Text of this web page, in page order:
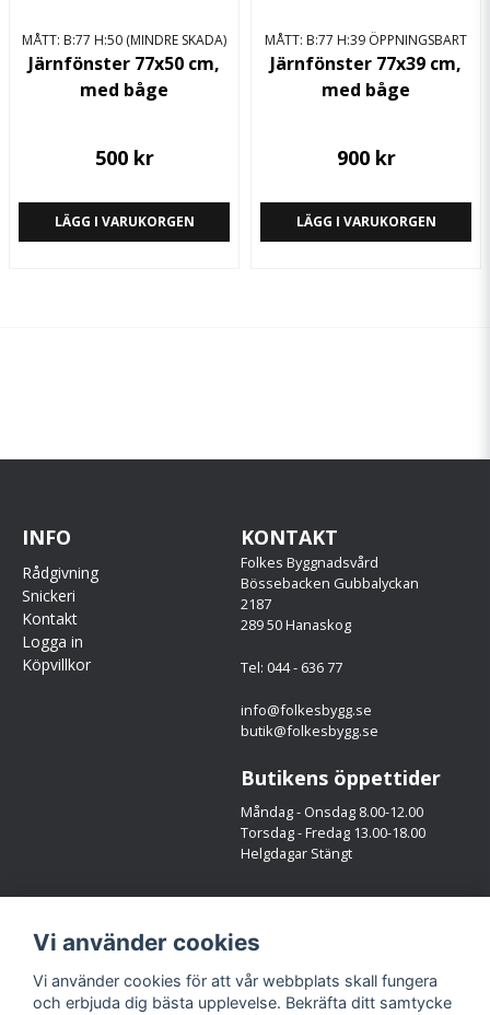
MÅTT: B:77 H:50 (MINDRE SKADA)
Järnfönster 77x50 cm,
med båge
500 kr
LÄGG I VARUKORGEN
MÅTT: B:77 H:39 ÖPPNINGSBART
Järnfönster 77x39 cm,
med båge
900 kr
LÄGG I VARUKORGEN
INFO
Rådgivning
Snickeri
Kontakt
Logga in
Köpvillkor
KONTAKT
Folkes Byggnadsvård
Bössebacken Gubbalyckan
2187
289 50 Hanaskog
Tel: 044 - 636 77
info@folkesbygg.se
butik@folkesbygg.se
Butikens öppettider
Måndag - Onsdag 8.00-12.00
Torsdag - Fredag 13.00-18.00
Helgdagar Stängt
Facebook
Instagram
Vi använder cookies
Vi använder cookies för att vår webbplats skall fungera
och erbjuda dig bästa upplevelse. Bekräfta ditt samtycke